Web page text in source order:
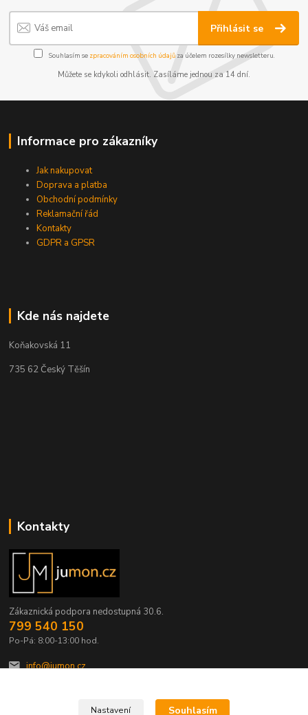
Přihlásit se
Souhlasím se zpracováním osobních údajůza účelem rozesílky newsletteru.
Můžete se kdykoli odhlásit. Zasíláme jednou za 14 dní.
Informace pro zákazníky
Jak nakupovat
Doprava a platba
Obchodní podmínky
Reklamační řád
Kontakty
GDPR a GPSR
Kde nás najdete
Koňakovská 11
735 62 Český Těšín
Kontakty
Zákaznická podpora nedostupná 30.6.
799 540 150
Po-Pá: 8:00-13:00 hod.
info@jumon.cz
Nastavení Souhlasím